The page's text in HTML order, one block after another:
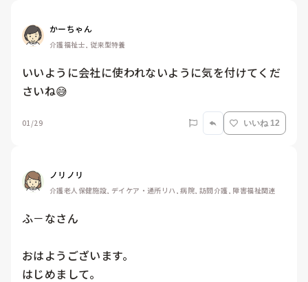
かーちゃん
介護福祉士, 従来型特養
いいように会社に使われないように気を付けてくだ
さいね😅
01/29 いいね 12
ノリノリ
介護老人保健施設, デイケア・通所リハ, 病院, 訪問介護, 障害福祉関連
ふ－なさん
おはようございます。
はじめまして。